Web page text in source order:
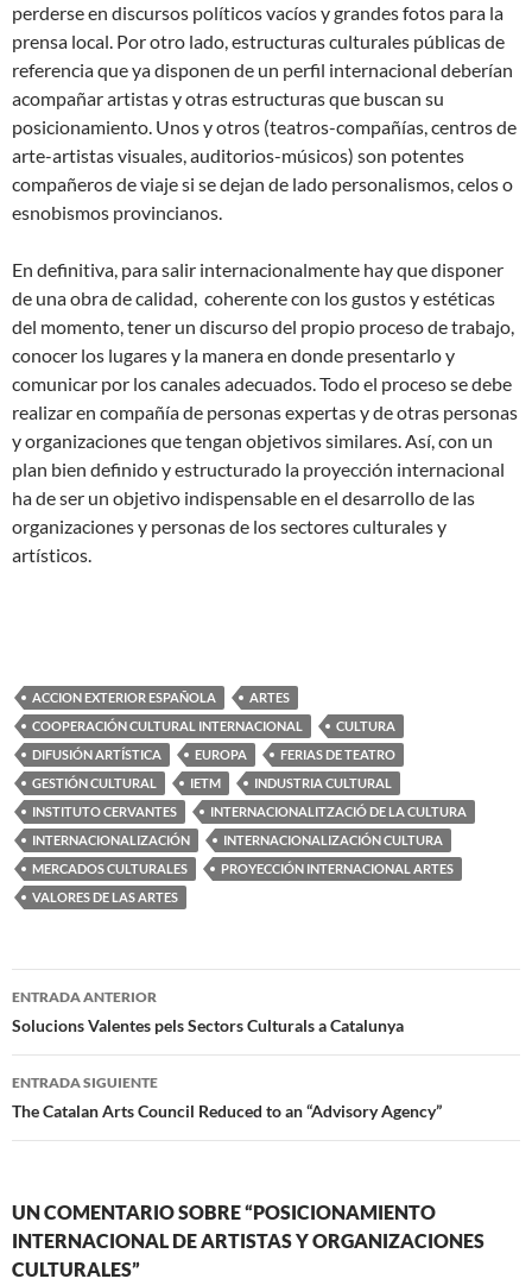
perderse en discursos políticos vacíos y grandes fotos para la
prensa local. Por otro lado, estructuras culturales públicas de
referencia que ya disponen de un perfil internacional deberían
acompañar artistas y otras estructuras que buscan su
posicionamiento. Unos y otros (teatros-compañías, centros de
arte-artistas visuales, auditorios-músicos) son potentes
compañeros de viaje si se dejan de lado personalismos, celos o
esnobismos provincianos.
En definitiva, para salir internacionalmente hay que disponer
de una obra de calidad, coherente con los gustos y estéticas
del momento, tener un discurso del propio proceso de trabajo,
conocer los lugares y la manera en donde presentarlo y
comunicar por los canales adecuados. Todo el proceso se debe
realizar en compañía de personas expertas y de otras personas
y organizaciones que tengan objetivos similares. Así, con un
plan bien definido y estructurado la proyección internacional
ha de ser un objetivo indispensable en el desarrollo de las
organizaciones y personas de los sectores culturales y
artísticos.
ACCION EXTERIOR ESPAÑOLA
ARTES
COOPERACIÓN CULTURAL INTERNACIONAL
CULTURA
DIFUSIÓN ARTÍSTICA
EUROPA
FERIAS DE TEATRO
GESTIÓN CULTURAL
IETM
INDUSTRIA CULTURAL
INSTITUTO CERVANTES
INTERNACIONALITZACIÓ DE LA CULTURA
INTERNACIONALIZACIÓN
INTERNACIONALIZACIÓN CULTURA
MERCADOS CULTURALES
PROYECCIÓN INTERNACIONAL ARTES
VALORES DE LAS ARTES
Navegación
de
entradas
ENTRADA ANTERIOR
Solucions Valentes pels Sectors Culturals a Catalunya
ENTRADA SIGUIENTE
The Catalan Arts Council Reduced to an “Advisory Agency”
UN COMENTARIO SOBRE “POSICIONAMIENTO
INTERNACIONAL DE ARTISTAS Y ORGANIZACIONES
CULTURALES”